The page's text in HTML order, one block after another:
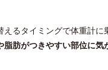
るタイミングで体重計に
脂肪がつきやすい部位に気